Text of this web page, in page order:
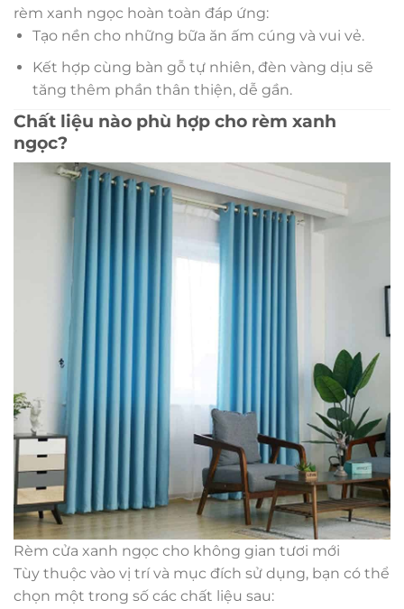
rèm xanh ngọc hoàn toàn đáp ứng:
Tạo nền cho những bữa ăn ấm cúng và vui vẻ.
Kết hợp cùng bàn gỗ tự nhiên, đèn vàng dịu sẽ
tăng thêm phần thân thiện, dễ gần.
Chất liệu nào phù hợp cho rèm xanh
ngọc?
Rèm cửa xanh ngọc cho không gian tươi mới
Tùy thuộc vào vị trí và mục đích sử dụng, bạn có thể
chọn một trong số các chất liệu sau: